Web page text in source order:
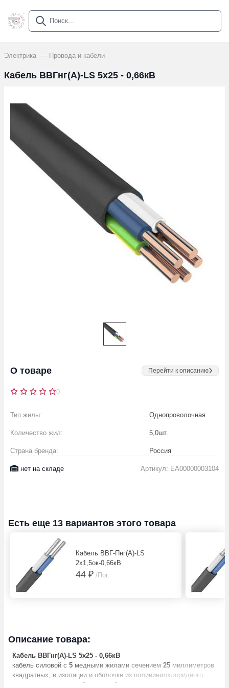
Электрика Провода и кабели
Кабель ВВГнг(А)-LS 5х25 - 0,66кВ
О товаре Перейти к описанию
0
Тип жилы: Однопроволочная
Количество жил: 5,0шт.
Страна бренда: Россия
нет на складе Артикул: EA00000003104
Есть еще 13 вариантов этого товара
Кабель ВВГ-Пнг(А)-LS
2х1,5ок-0,66кВ
44 ₽ /Пог.
Описание товара:
Кабель ВВГнг(А)-LS 5х25 - 0,66кВ
кабель силовой с 5 медными жилами сечением 25 миллиметров
квадратных, в изоляции и оболочке из поливинилхлоридного
пластиката пониженной пожарной опасности, с пониженным